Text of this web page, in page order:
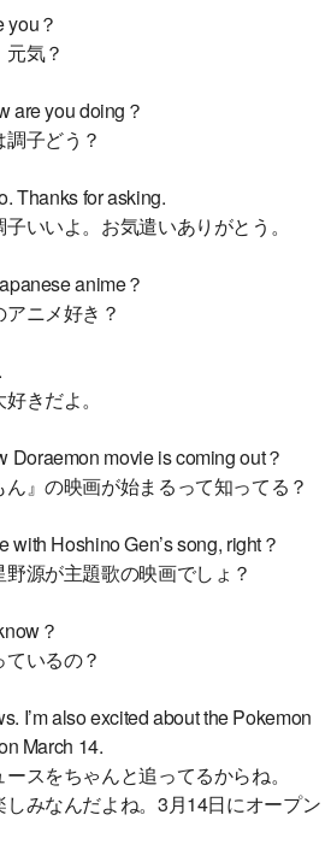
you？
気？
are you doing？
子どう？
Thanks for asking.
いいよ。お気遣いありがとう。
anime？
ニメ好き？
きだよ。
Doraemon movie is coming out？
』の映画が始まるって知ってる？
with Hoshino Gen’s song, right？
源が主題歌の映画でしょ？
？
いるの？
I’m also excited about the Pokemon
March 14.
スをちゃんと追ってるからね。
しみなんだよね。3月14日にオープン